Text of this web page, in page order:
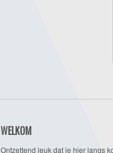
WELKOM
Ontzettend leuk dat je hier langs